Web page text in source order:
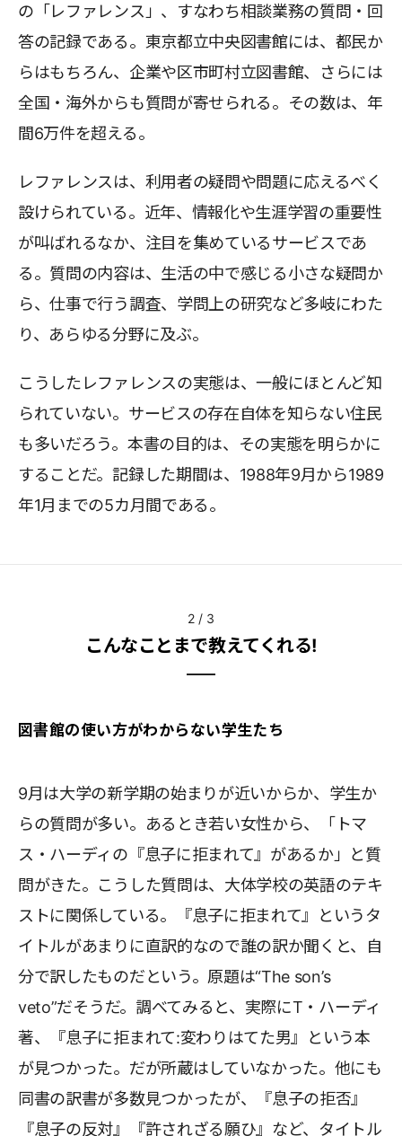
の「レファレンス」、すなわち相談業務の質問・回
答の記録である。東京都立中央図書館には、都民か
らはもちろん、企業や区市町村立図書館、さらには
全国・海外からも質問が寄せられる。その数は、年
間6万件を超える。
レファレンスは、利用者の疑問や問題に応えるべく
設けられている。近年、情報化や生涯学習の重要性
が叫ばれるなか、注目を集めているサービスであ
る。質問の内容は、生活の中で感じる小さな疑問か
ら、仕事で行う調査、学問上の研究など多岐にわた
り、あらゆる分野に及ぶ。
こうしたレファレンスの実態は、一般にほとんど知
られていない。サービスの存在自体を知らない住民
も多いだろう。本書の目的は、その実態を明らかに
することだ。記録した期間は、1988年9月から1989
年1月までの5カ月間である。
2 / 3
こんなことまで教えてくれる!
図書館の使い方がわからない学生たち
9月は大学の新学期の始まりが近いからか、学生か
らの質問が多い。あるとき若い女性から、「トマ
ス・ハーディの『息子に拒まれて』があるか」と質
問がきた。こうした質問は、大体学校の英語のテキ
ストに関係している。『息子に拒まれて』というタ
イトルがあまりに直訳的なので誰の訳か聞くと、自
分で訳したものだという。原題は“The son’s
veto”だそうだ。調べてみると、実際にT・ハーディ
著、『息子に拒まれて:変わりはてた男』という本
が見つかった。だが所蔵はしていなかった。他にも
同書の訳書が多数見つかったが、『息子の拒否』
『息子の反対』『許されざる願ひ』など、タイトル